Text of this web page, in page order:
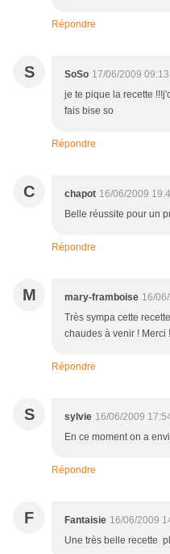
Répondre
S SoSo 17/06/2009 09:13
je te pique la recette
fais bise so
Répondre
C chapot 16/06/2009
Belle réussite pour un
Répondre
M mary-framboise 16/
Très sympa cette
chaudes à venir ! Merci !
Répondre
S sylvie 16/06/2009
En ce moment on a
Répondre
F Fantaisie 16/06/2009
Une très belle recette